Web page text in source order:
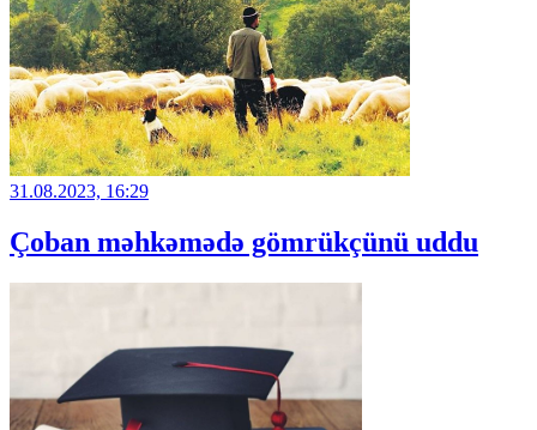
31.08.2023, 16:29
Çoban məhkəmədə gömrükçünü uddu